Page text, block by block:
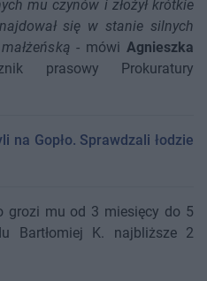
mu czynów i złożył krótkie
się w stanie silnych
- mówi Agnieszka
prasowy Prokuratury
na Gopło. Sprawdzali łodzie
grozi mu od 3 miesięcy do 5
Bartłomiej K. najbliższe 2